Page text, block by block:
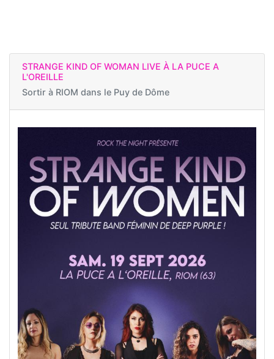
STRANGE KIND OF WOMAN LIVE À LA PUCE A
L'OREILLE
Sortir à RIOM dans le Puy de Dôme